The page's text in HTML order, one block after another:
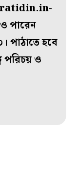
পারেন
পাঠাতে হবে
পরিচয় ও